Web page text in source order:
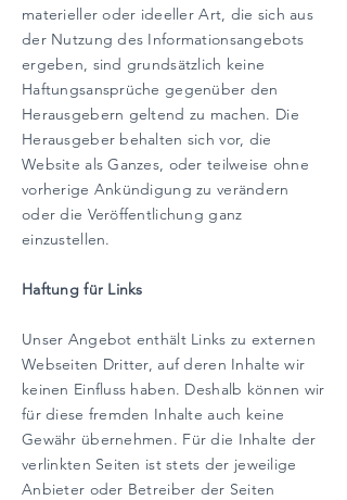
materieller oder ideeller Art, die sich aus
der Nutzung des Informationsangebots
ergeben, sind grundsätzlich keine
Haftungsansprüche gegenüber den
Herausgebern geltend zu machen. Die
Herausgeber behalten sich vor, die
Website als Ganzes, oder teilweise ohne
vorherige Ankündigung zu verändern
oder die Veröffentlichung ganz
einzustellen.
Haftung für Links
Unser Angebot enthält Links zu externen
Webseiten Dritter, auf deren Inhalte wir
keinen Einfluss haben. Deshalb können wir
für diese fremden Inhalte auch keine
Gewähr übernehmen. Für die Inhalte der
verlinkten Seiten ist stets der jeweilige
Anbieter oder Betreiber der Seiten